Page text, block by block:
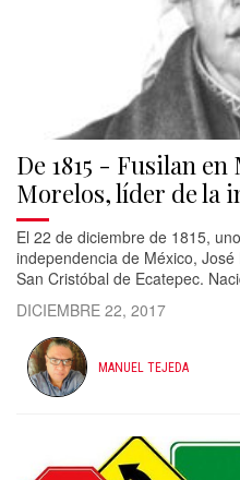
De 1815 - Fusilan
Morelos, líder de la
El 22 de diciembre de 1815,
independencia de México,
San Cristóbal de Ecatepec.
DICIEMBRE 22, 2017
MANUEL TEJEDA